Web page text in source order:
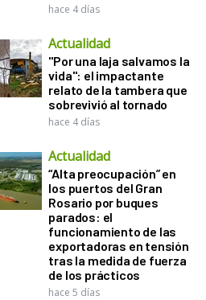
hace 4 días
Actualidad
"Por una laja salvamos la
vida": el impactante
relato de la tambera que
sobrevivió al tornado
hace 4 días
Actualidad
“Alta preocupación” en
los puertos del Gran
Rosario por buques
parados: el
funcionamiento de las
exportadoras en tensión
tras la medida de fuerza
de los prácticos
hace 5 días